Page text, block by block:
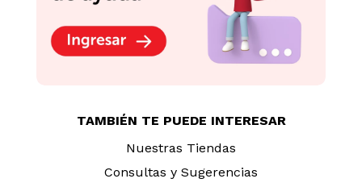
TAMBIÉN TE PUEDE INTERESAR
Nuestras Tiendas
Consultas y Sugerencias